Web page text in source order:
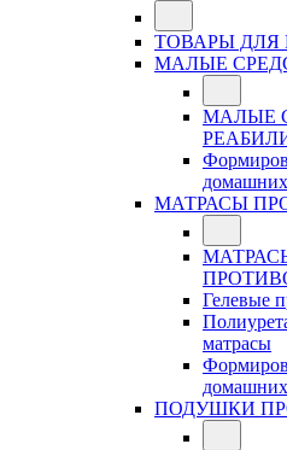
ТОВАРЫ ДЛЯ
МАЛЫЕ
МАЛЫЕ
МАТРАСЫ
Гелевые
матрасы
ПОДУШКИ